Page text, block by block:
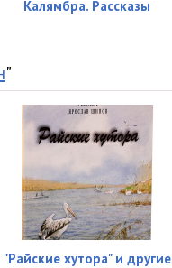
Калямбра. Рассказы
"
"Райские хутора" и другие